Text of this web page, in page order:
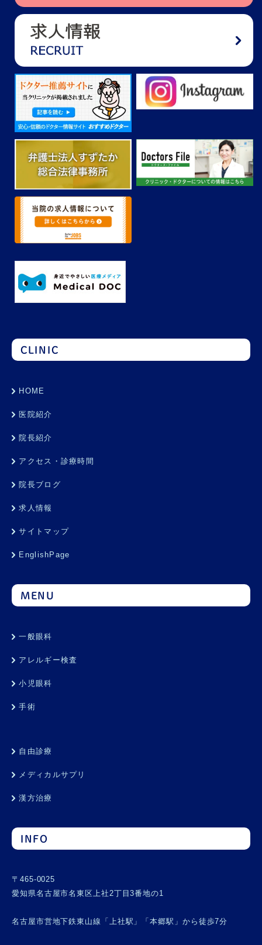
CLINIC
HOME
医院紹介
院長紹介
アクセス・診療時間
院長ブログ
求人情報
サイトマップ
EnglishPage
MENU
一般眼科
アレルギー検査
小児眼科
手術
自由診療
メディカルサプリ
漢方治療
INFO
〒465-0025
愛知県名古屋市名東区上社2丁目3番地の1
名古屋市営地下鉄東山線「上社駅」「本郷駅」から徒歩7分